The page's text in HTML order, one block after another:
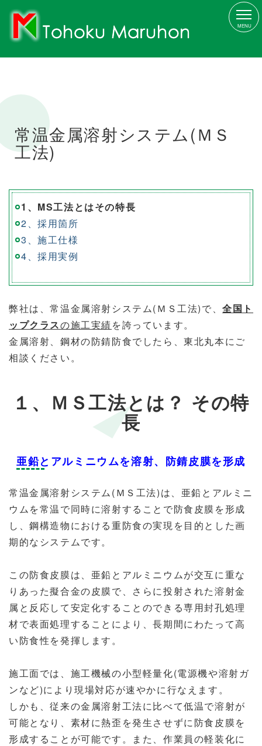
MENU
常温金属溶射システム(ＭＳ
工法)
1、MS工法とはその特長
2、採用箇所
3、施工仕様
4、採用実例
弊社は、常温金属溶射システム(ＭＳ工法)で、全国ト
ップクラスの施工実績を誇っています。
金属溶射、鋼材の防錆防食でしたら、東北丸本にご
相談ください。
１、ＭＳ工法とは？ その特
長
亜鉛とアルミニウムを溶射、防錆皮膜を形成
常温金属溶射システム(ＭＳ工法)は、亜鉛とアルミニ
ウムを常温で同時に溶射することで防食皮膜を形成
し、鋼構造物における重防食の実現を目的とした画
期的なシステムです。
この防食皮膜は、亜鉛とアルミニウムが交互に重な
りあった擬合金の皮膜で、さらに投射された溶射金
属と反応して安定化することのできる専用封孔処理
材で表面処理することにより、長期間にわたって高
い防食性を発揮します。
施工面では、施工機械の小型軽量化(電源機や溶射ガ
ンなど)により現場対応が速やかに行なえます。
しかも、従来の金属溶射工法に比べて低温で溶射が
可能となり、素材に熱歪を発生させずに防食皮膜を
形成することが可能です。また、作業員の軽装化に